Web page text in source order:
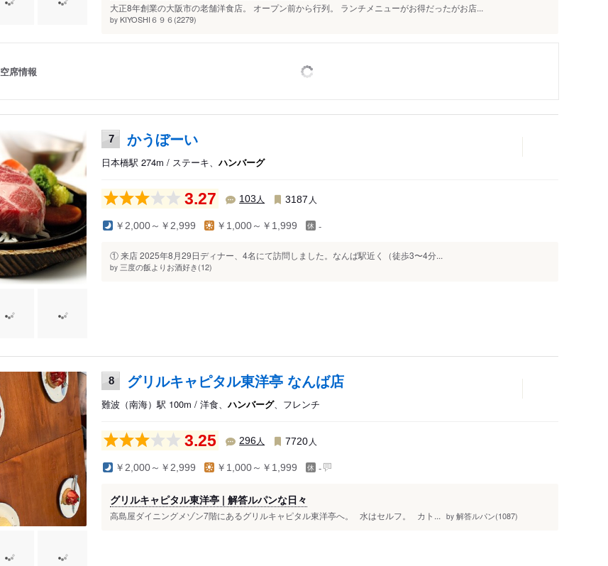
大正8年創業の大阪市の老舗洋食店。 オープン前から行列。 ランチメニューがお得だったがお店...
by KIYOSHI６９６(2279)
空席情報
7 かうぼーい
日本橋駅 274m / ステーキ、 ハンバーグ
3.27 103 人 3187 人
￥2,000～￥2,999 ￥1,000～￥1,999 -
① 来店 2025年8月29日ディナー、4名にて訪問しました。なんば駅近く（徒歩3〜4分...
by 三度の飯よりお酒好き(12)
8 グリルキャピタル東洋亭 なんば店
難波（南海）駅 100m / 洋食、 ハンバーグ、フレンチ
3.25 296人 7720 人
￥2,000～￥2,999 ￥1,000～￥1,999 -
グリルキャピタル東洋亭 | 解答ルパンな日々
高島屋ダイニングメゾン7階にあるグリルキャピタル東洋亭へ。 水はセルフ。 カト... by 解答ルパン(1087)